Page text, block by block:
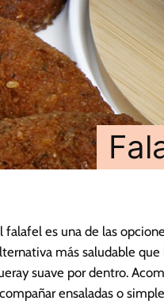
falafel es una de las
más saludable
suave por dentro.
ensaladas o